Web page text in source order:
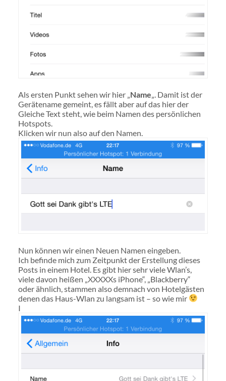
Als ersten Punkt sehen wir hier „Name„. Damit ist der
Gerätename gemeint, es fällt aber auf das hier der
Gleiche Text steht, wie beim Namen des persönlichen
Hotspots.
Klicken wir nun also auf den Namen.
Nun können wir einen Neuen Namen eingeben.
Ich befinde mich zum Zeitpunkt der Erstellung dieses
Posts in einem Hotel. Es gibt hier sehr viele Wlan’s,
viele davon heißen „XXXXXs iPhone“, „Blackberry“
oder ähnlich, stammen also demnach von Hotelgästen
denen das Haus-Wlan zu langsam ist – so wie mir
I